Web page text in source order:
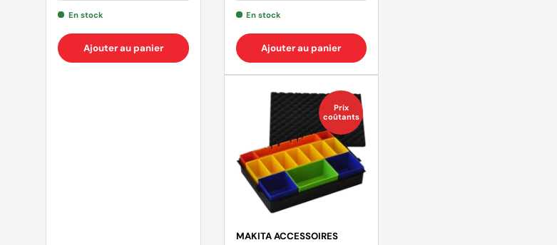
En stock
Ajouter au panier
En stock
Ajouter au panier
Prix
coûtants
MAKITA ACCESSOIRES